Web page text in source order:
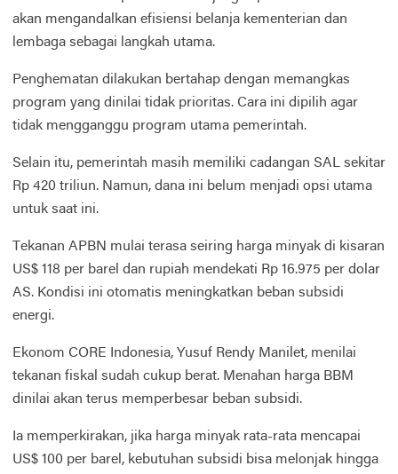
akan mengandalkan efisiensi belanja kementerian dan
lembaga sebagai langkah utama.
Penghematan dilakukan bertahap dengan memangkas
program yang dinilai tidak prioritas. Cara ini dipilih agar
tidak mengganggu program utama pemerintah.
Selain itu, pemerintah masih memiliki cadangan SAL sekitar
Rp 420 triliun. Namun, dana ini belum menjadi opsi utama
untuk saat ini.
Tekanan APBN mulai terasa seiring harga minyak di kisaran
US$ 118 per barel dan rupiah mendekati Rp 16.975 per dolar
AS. Kondisi ini otomatis meningkatkan beban subsidi
energi.
Ekonom CORE Indonesia, Yusuf Rendy Manilet, menilai
tekanan fiskal sudah cukup berat. Menahan harga BBM
dinilai akan terus memperbesar beban subsidi.
Ia memperkirakan, jika harga minyak rata-rata mencapai
US$ 100 per barel, kebutuhan subsidi bisa melonjak hingga